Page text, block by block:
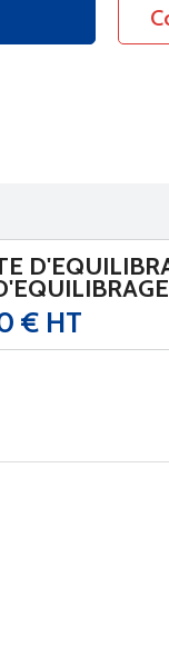
€ HT